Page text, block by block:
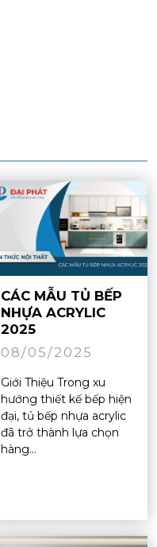
CÁC MẪU TỦ BẾP
NHỰA ACRYLIC
2025
08/05/2025
Giới Thiệu Trong xu
hướng thiết kế bếp hiện
đại, tủ bếp nhựa acrylic
đã trở thành lựa chọn
hàng...